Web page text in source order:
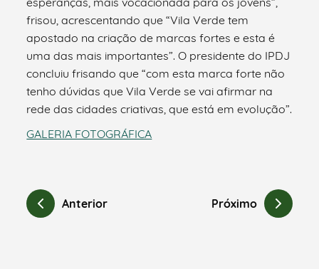
frisou, acrescentando que “Vila Verde tem
apostado na criação de marcas fortes e esta é
uma das mais importantes”. O presidente do IPDJ
concluiu frisando que “com esta marca forte não
tenho dúvidas que Vila Verde se vai afirmar na
rede das cidades criativas, que está em evolução”.
GALERIA FOTOGRÁFICA
Anterior Próximo